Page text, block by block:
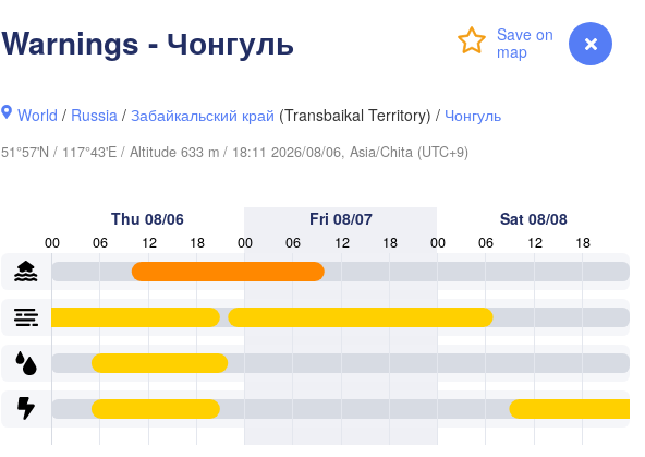
Login myVentusky Forecast
Warnings - Чонгуль
World / Russia /Забайкальский край (Transbaikal Territory) / Чонгуль
51°57'N / 117°43'E / Altitude 633 m / 18:11 2026/08/06, Asia/Chita (UTC+9)
Thu 08/06
00 06 12 18
Fri 08/07
00 06 12 18
Sat 08/08
00 06 12 18